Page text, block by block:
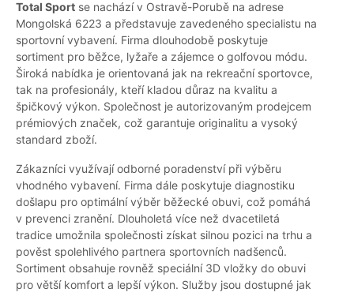
Total Sport se nachází v Ostravě-Porubě na adrese
Mongolská 6223 a představuje zavedeného specialistu na
sportovní vybavení. Firma dlouhodobě poskytuje
sortiment pro běžce, lyžaře a zájemce o golfovou módu.
Široká nabídka je orientovaná jak na rekreační sportovce,
tak na profesionály, kteří kladou důraz na kvalitu a
špičkový výkon. Společnost je autorizovaným prodejcem
prémiových značek, což garantuje originalitu a vysoký
standard zboží.
Zákazníci využívají odborné poradenství při výběru
vhodného vybavení. Firma dále poskytuje diagnostiku
došlapu pro optimální výběr běžecké obuvi, což pomáhá
v prevenci zranění. Dlouholetá více než dvacetiletá
tradice umožnila společnosti získat silnou pozici na trhu a
pověst spolehlivého partnera sportovních nadšenců.
Sortiment obsahuje rovněž speciální 3D vložky do obuvi
pro větší komfort a lepší výkon. Služby jsou dostupné jak